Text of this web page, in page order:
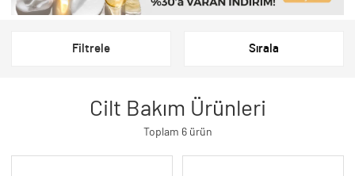
Filtrele Sırala
Cilt Bakım Ürünleri
Toplam 6 ürün